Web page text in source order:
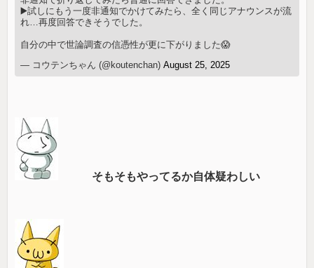
▶️試しにもう一度非通知でかけてみたら、全く同じアナウンスが流
れ…再度回答できそうでした。
自分の中で世論調査の信憑性が更に下がりました😱
— コウテンちゃん (@koutenchan)August 25, 2025
そもそもやってるか自体疑わしい